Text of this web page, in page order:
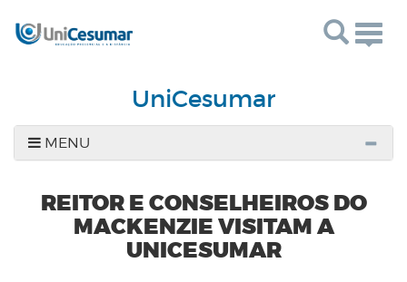
UniCesumar
MENU
REITOR E CONSELHEIROS DO
MACKENZIE VISITAM A
UNICESUMAR